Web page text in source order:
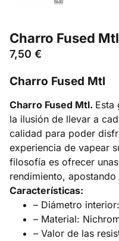
Charro Fused Mtl
7,50 €
Charro Fused Mtl
Charro Fused Mtl. Esta
la ilusión de llevar a
calidad para poder
experiencia de vapear
filosofía es ofrecer
rendimiento,
Características:
– Diámetro
– Material:
– Valor de las